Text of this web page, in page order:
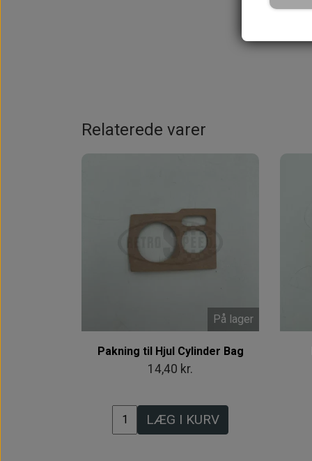
Relaterede varer
På lager
Pakning til Hjul Cylinder Bag
14,40 kr.
LÆG I KURV